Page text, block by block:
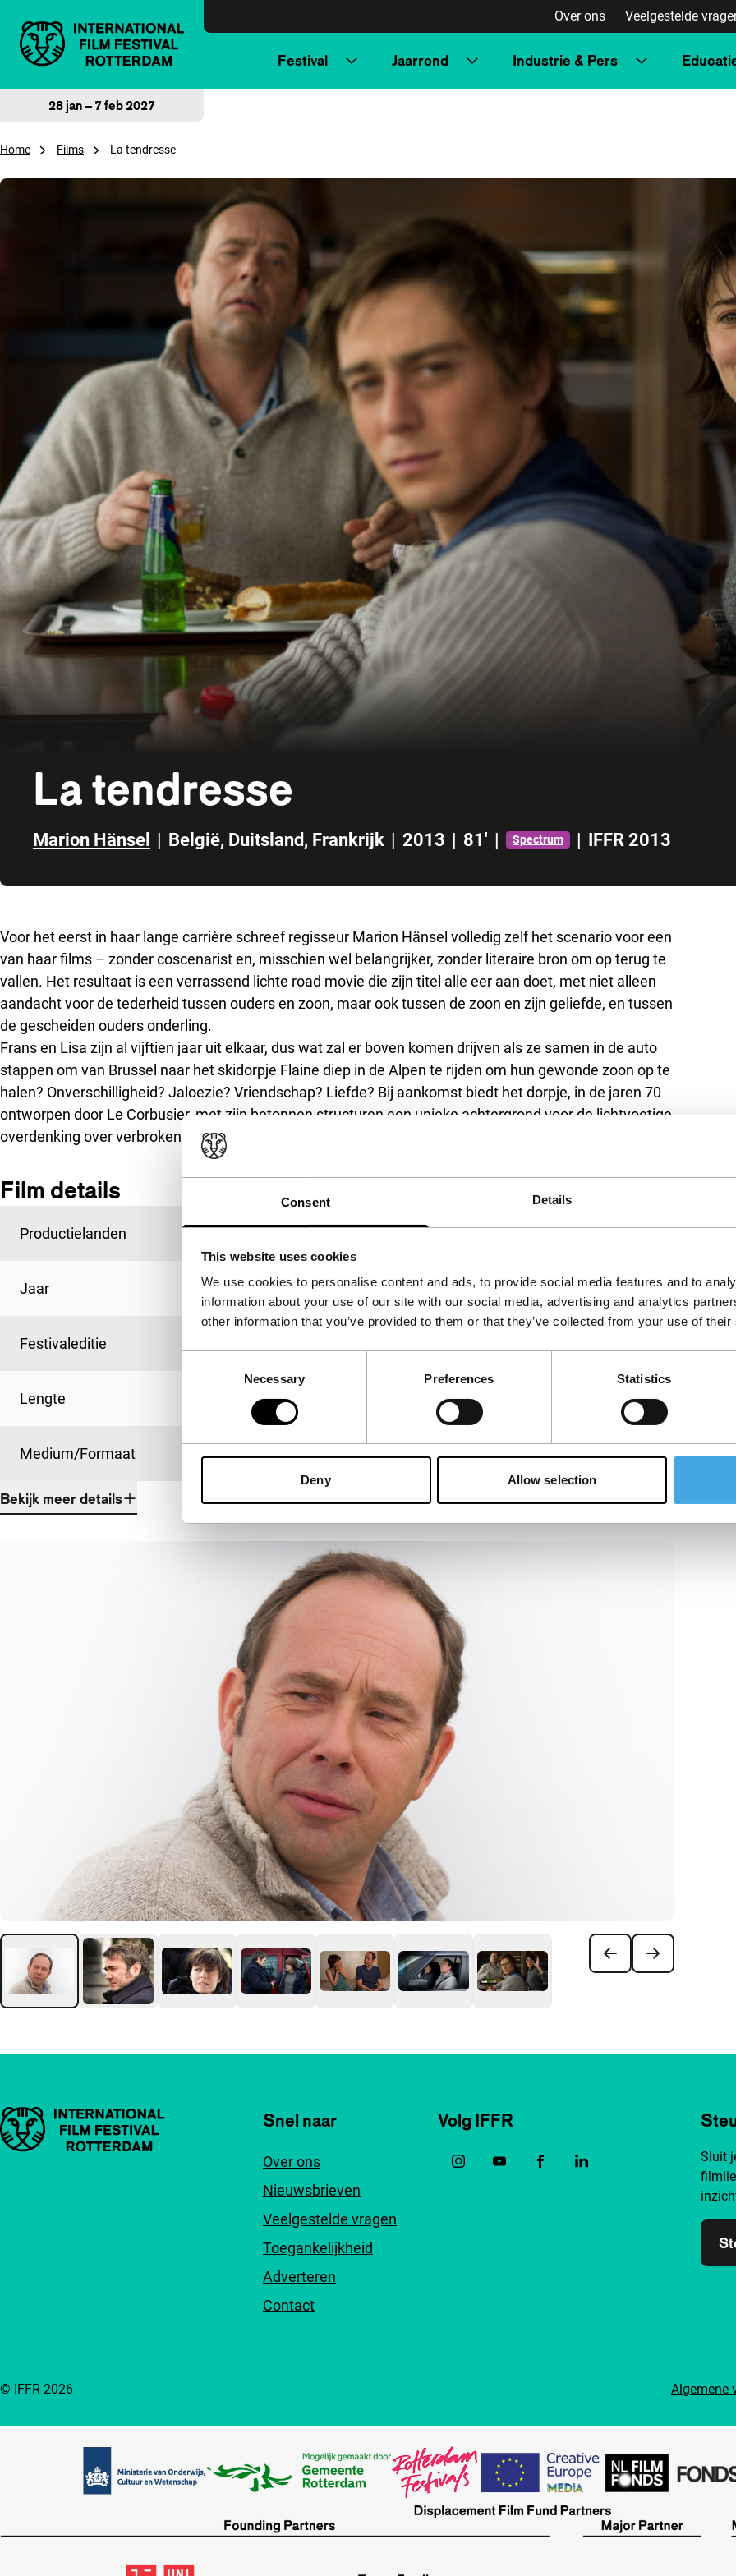
Consent Details
This website uses cookies
We use cookies to personalise content and ads, to provide social media features and to
information about your use of our site with our social media, advertising and analytics
other information that you’ve provided to them or that they’ve collected from your use of
Necessary Preferences Statistics
Deny Allow selection
Over ons Veelgestelde
Festival Jaarrond Industrie & Pers
28 jan – 7 feb 2027
Home Films La tendresse
La tendresse
Marion Hänsel | België, Duitsland , Frankrijk | 2013 | 81' | Spectrum | IFFR 2013
Voor het eerst in haar lange carrière schreef regisseur Marion Hänsel volledig zelf het scenario voor een
van haar films – zonder coscenarist en, misschien wel belangrijker, zonder literaire bron om op terug te
vallen. Het resultaat is een verrassend lichte road movie die zijn titel alle eer aan doet, met niet alleen
aandacht voor de tederheid tussen ouders en zoon, maar ook tussen de zoon en zijn geliefde, en tussen
de gescheiden ouders onderling.
Frans en Lisa zijn al vijftien jaar uit elkaar, dus wat zal er boven komen drijven als ze samen in de auto
stappen om van Brussel naar het skidorpje Flaine diep in de Alpen te rijden om hun gewonde zoon op te
halen? Onverschilligheid? Jaloezie? Vriendschap? Liefde? Bij aankomst biedt het dorpje, in de jaren 70
ontworpen door Le Corbusier, met zijn betonnen structuren een unieke achtergrond voor de lichtvoetige
overdenking over verbroken liefde.
Film details
Productielanden België,Duitsland,Frankrijk
Jaar 2013
Festivaleditie
Lengte
Medium/Formaat DCP
Bekijk meer details
Belangrijke links Snel naar
Over ons
Nieuwsbrieven
Veelgestelde vragen
Toegankelijkheid
Adverteren
Contact
Volg IFFR
Sluit
Algemene
© IFFR 2026